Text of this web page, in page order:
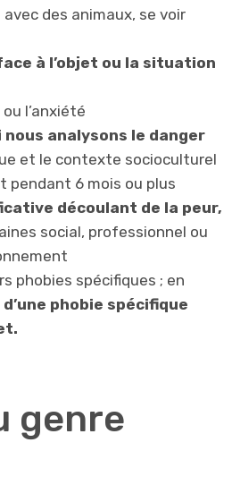
des animaux, se voir
à l’objet ou la situation
l’anxiété
nous analysons le danger
et le contexte socioculturel
pendant 6 mois ou plus
découlant de la peur,
social, professionnel ou
phobies spécifiques ; en
phobie spécifique
genre